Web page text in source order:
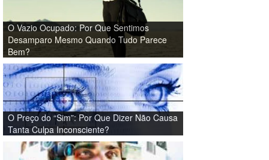
O Vazio Ocupado: Por Que Sentimos
Desamparo Mesmo Quando Tudo Parece
Bem?
O Preço do “Sim”: Por Que Dizer Não Causa
Tanta Culpa Inconsciente?